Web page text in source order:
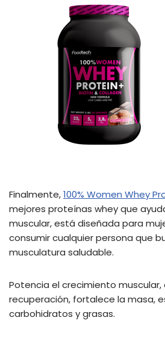
Finalmente,100% Women Whey
mejores proteínas whey que
muscular, está diseñada para
consumir cualquier persona que
musculatura saludable.
Potencia el crecimiento muscular,
recuperación, fortalece la masa,
carbohidratos y grasas.